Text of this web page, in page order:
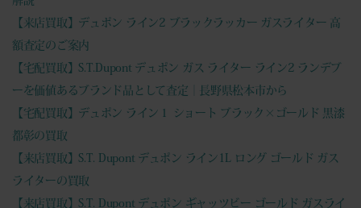
【来店買取】デュポン ライン2 ブラックラッカー ガスライター 高
額査定のご案内
【宅配買取】S.T.Dupont デュポン ガス ライター ライン2 ランデブ
ーを価値あるブランド品として査定｜長野県松本市から
【宅配買取】デュポン ライン１ ショート ブラック×ゴールド 黒漆
都彰の買取
【来店買取】S.T. Dupont デュポン ライン1L ロング ゴールド ガス
ライターの買取
【来店買取】S.T. Dupont デュポン ギャッツビー ゴールド ガスライ